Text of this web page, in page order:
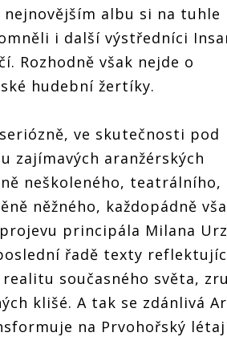
albu si na tuhle
i další výstředníci
Rozhodně však nejde o
hudební žertíky.
ve skutečnosti pod
zajímavých aranžérských
neškoleného, teatrálního,
něžného, každopádně
principála Milana
řadě texty
současného světa,
klišé. A tak se zdánlivá
na Prvohořský